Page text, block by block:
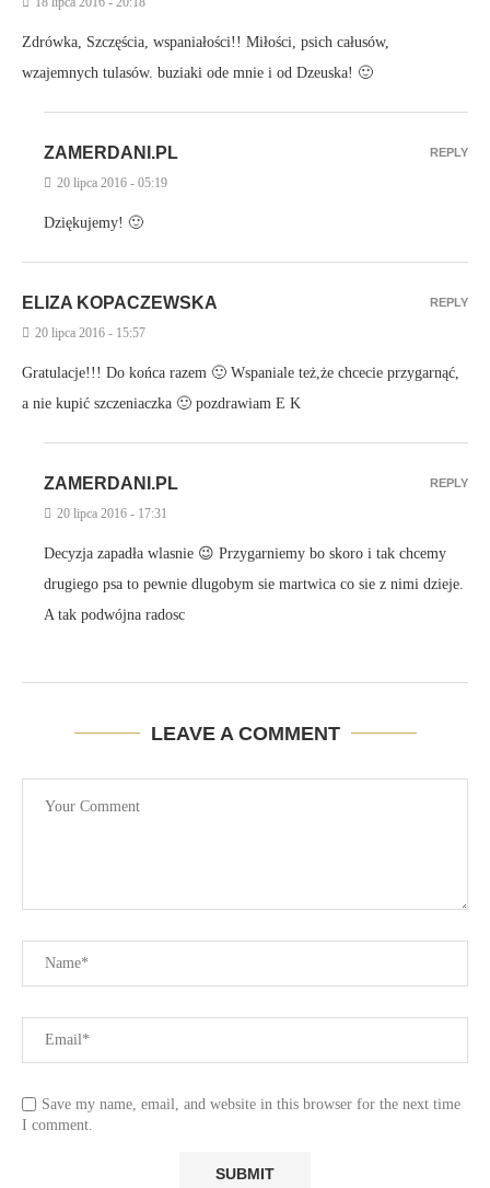
Zdrówka, Szczęścia, wspaniałości!! Miłości, psich całusów,
wzajemnych tulasów. buziaki ode mnie i od Dzeuska! 🙂
ZAMERDANI.PL
20 lipca 2016 - 05:19
Dziękujemy! 🙂
REPLY
ELIZA KOPACZEWSKA
20 lipca 2016 - 15:57
Gratulacje!!! Do końca razem 🙂 Wspaniale też,że chcecie przygarnąć,
a nie kupić szczeniaczka 🙂 pozdrawiam E K
REPLY
ZAMERDANI.PL
20 lipca 2016 - 17:31
Decyzja zapadła wlasnie 😉 Przygarniemy bo skoro i tak chcemy
drugiego psa to pewnie dlugobym sie martwica co sie z nimi dzieje.
A tak podwójna radosc
REPLY
LEAVE A COMMENT
Save my name, email, and website in this browser for the next time
I comment.